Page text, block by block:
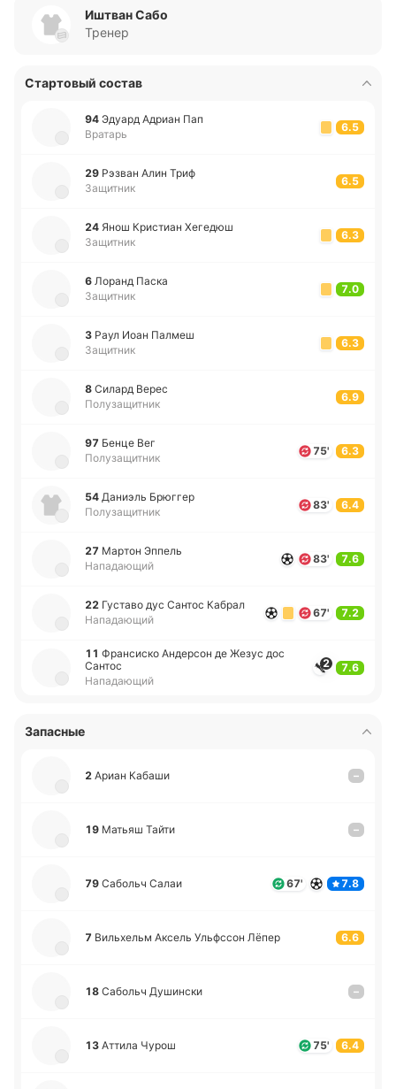
Иштван Сабо
Тренер
Стартовый состав
94 Эдуард Адриан Пап
Вратарь
6.5
29 Рэзван Алин Триф
Защитник
6.5
24 Янош Кри­стиан Хе­ге­дюш
Защитник
6.3
6 Лоранд Паска
Защитник
7.0
3 Раул Иоан Палмеш
Защитник
6.3
8 Силард Верес
Полузащитник
6.9
97 Бенце Вег
Полузащитник
75' 6.3
54 Да­ниэль Брю­ггер
Полузащитник
83' 6.4
27 Мартон Эппель
Нападающий
83' 7.6
22 Гу­ста­во дус Сантос Кабрал
Нападающий
67' 7.2
11 Фра­нси­ско Анде­рсон де Жезус дос
Сантос
Нападающий
2 7.6
Запасные
2 Ариан Кабаши –
19 Матьяш Тайти –
79 Са­больч Салаи 67' 7.8
7 Ви­льхельм Аксель Ульфссон Лёпер 6.6
18 Са­больч Ду­ши­нски –
13 Аттила Чурош 75' 6.4